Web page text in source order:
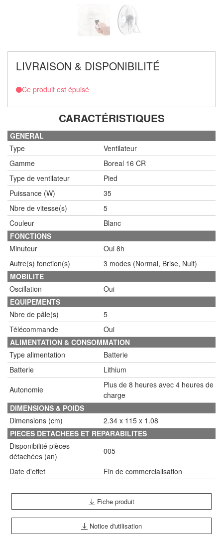
LIVRAISON & DISPONIBILITÉ
Ce produit est épuisé
CARACTÉRISTIQUES
GENERAL
Type
Ventilateur
Gamme
Boreal 16 CR
Type de ventilateur
Pied
Puissance (W)
35
Nbre de vitesse(s)
5
Couleur
Blanc
FONCTIONS
Minuteur
Oui 8h
Autre(s) fonction(s)
3 modes (Normal, Brise, Nuit)
MOBILITE
Oscillation
Oui
EQUIPEMENTS
Nbre de pâle(s)
5
Télécommande
Oui
ALIMENTATION & CONSOMMATION
Type alimentation
Batterie
Batterie
Lithium
Autonomie
Plus de 8 heures avec 4 heures de
charge
DIMENSIONS & POIDS
Dimensions (cm)
2.34 x 115 x 1.08
PIECES DETACHEES ET REPARABILITES
Disponibilité pièces
détachées (an)
005
Date d'effet Fin de commercialisation
Fiche produit
Notice d'utilisation